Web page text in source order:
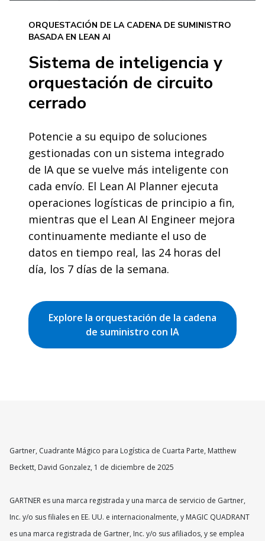
ORQUESTACIÓN DE LA CADENA DE SUMINISTRO
BASADA EN LEAN AI
Sistema de inteligencia y
orquestación de circuito
cerrado
Potencie a su equipo de soluciones
gestionadas con un sistema integrado
de IA que se vuelve más inteligente con
cada envío. El Lean AI Planner ejecuta
operaciones logísticas de principio a fin,
mientras que el Lean AI Engineer mejora
continuamente mediante el uso de
datos en tiempo real, las 24 horas del
día, los 7 días de la semana.
Explore la orquestación de la cadena
de suministro con IA
Gartner, Cuadrante Mágico para Logística de Cuarta Parte, Matthew
Beckett, David Gonzalez, 1 de diciembre de 2025
GARTNER es una marca registrada y una marca de servicio de Gartner,
Inc. y/o sus filiales en EE. UU. e internacionalmente, y MAGIC QUADRANT
es una marca registrada de Gartner, Inc. y/o sus afiliados, y se emplea